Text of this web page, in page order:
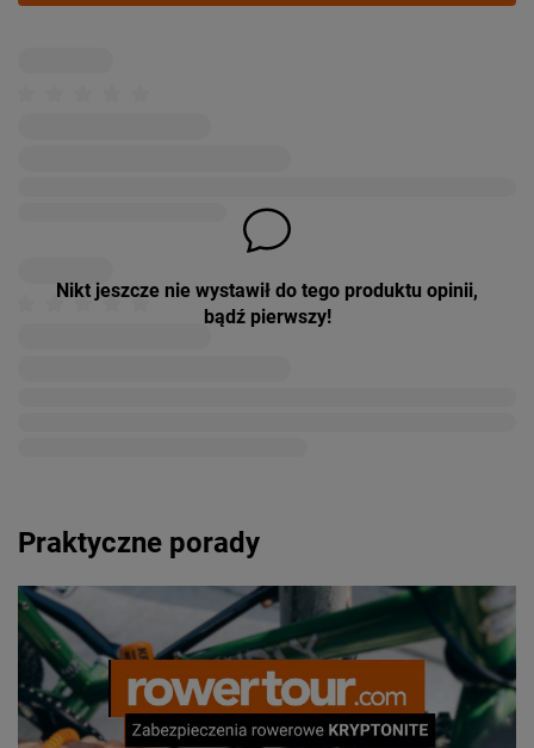
Nikt jeszcze nie wystawił do tego produktu opinii,
bądź pierwszy!
Praktyczne porady